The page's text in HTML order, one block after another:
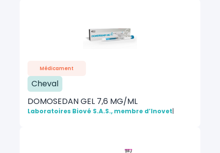
Médicament
Cheval
DOMOSEDAN GEL 7,6 MG/ML
Laboratoires Biové S.A.S., membre d’Inovet|